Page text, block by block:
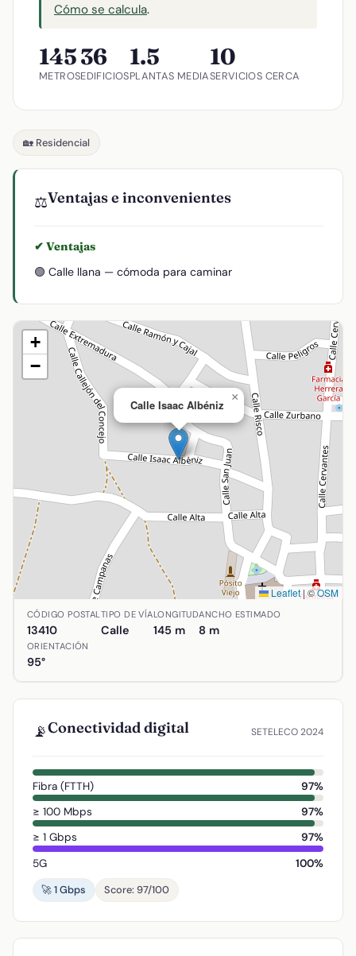
Cómo se calcula.
145
METROS
36
EDIFICIOS
1.5
PLANTAS MEDIA
10
SERVICIOS CERCA
🏡 Residencial
⚖️Ventajas e inconvenientes
✔ Ventajas
🟢 Calle llana — cómoda para caminar
Calle Isaac Albéniz
×
+
−
Leaflet |©OSM
Ubicación de Calle Isaac Albéniz en Agudo, Ciudad Real.
CÓDIGO POSTAL
13410
TIPO DE VÍA
Calle
LONGITUD
145 m
ANCHO ESTIMADO
8 m
ORIENTACIÓN
95°
📡Conectividad digital SETELECO 2024
Fibra (FTTH)
97%
≥ 100 Mbps
97%
≥ 1 Gbps
97%
5G
100%
🚀 1 Gbps
Score: 97/100